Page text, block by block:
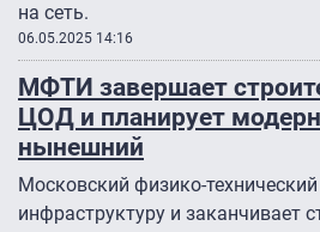
на сеть.
06.05.2025 14:16
МФТИ завершает
ЦОД и планирует
нынешний
Московский физико-
инфраструктуру и заканчивает